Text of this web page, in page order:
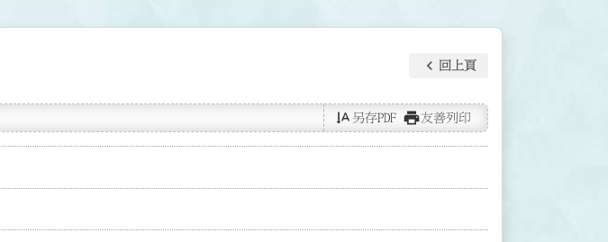
keyboard_arrow_left 回上頁
text_rotate_vertical 另存PDF print友善列印